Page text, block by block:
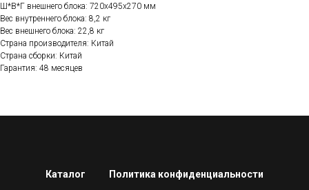
Ш*В*Г внешнего блока: 720x495x270 мм
Вес внутреннего блока: 8,2 кг
Вес внешнего блока: 22,8 кг
Страна производителя: Китай
Страна сборки: Китай
Гарантия: 48 месяцев
Каталог Политика конфиденциальности